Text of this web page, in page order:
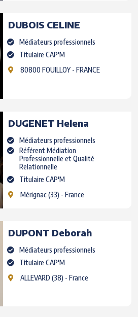
DUBOIS CELINE
Médiateurs professionnels
Titulaire CAP'M
80800 FOUILLOY- FRANCE
DUGENET Helena
Médiateurs professionnels
Référent Médiation
Professionnelle et Qualité
Relationnelle
Titulaire CAP'M
Mérignac(33) - France
DUPONT Deborah
Médiateurs professionnels
Titulaire CAP'M
ALLEVARD (38) - France